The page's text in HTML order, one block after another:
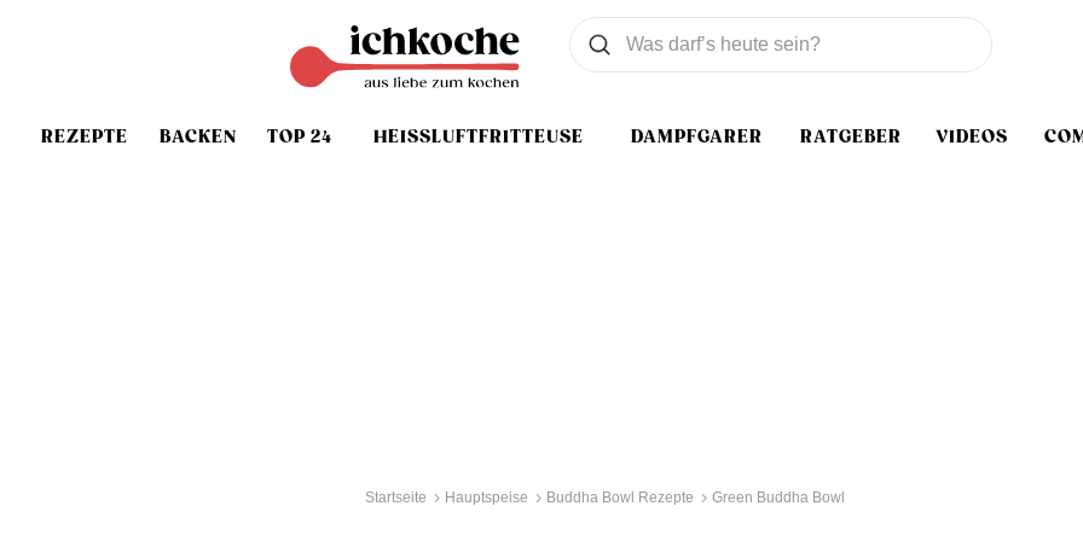
REZEPTE BACKEN TOP 24 HEISSLUFTFRITTEUSE DAMPFGARER RATGEBER VIDEOS
Was wollen Sie suchen
Suchen
Startseite Hauptspeise Buddha Bowl Rezepte Green Buddha Bowl